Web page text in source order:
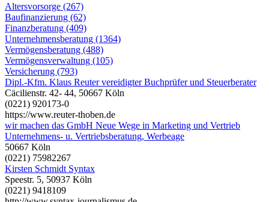
Altersvorsorge (267)
Baufinanzierung (62)
Finanzberatung (409)
Unternehmensberatung (1364)
Vermögensberatung (488)
Vermögensverwaltung (105)
Versicherung (793)
Dipl.-Kfm. Klaus Reuter vereidigter Buchprüfer und Steuerberater
Cäcilienstr. 42- 44, 50667 Köln
(0221) 920173-0
https://www.reuter-thoben.de
wir machen das GmbH Neue Wege in Marketing und Vertrieb
Unternehmens- u. Vertriebsberatung, Werbeage
50667 Köln
(0221) 75982267
Kirsten Schmidt Syntax
Speestr. 5, 50937 Köln
(0221) 9418109